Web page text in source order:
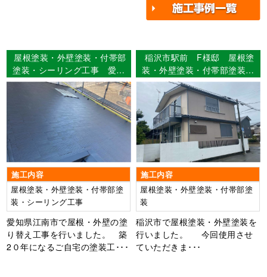
屋根塗装・外壁塗装・付帯部
塗装・シーリング工事 愛知
県江南市 Ａ様邸
施工内容
屋根塗装・外壁塗装・付帯部塗
装・シーリング工事
愛知県江南市で屋根・外壁の塗
り替え工事を行いました。 築
2０年になるご自宅の塗装工･･･
稲沢市駅前 F様邸 屋根塗
装・外壁塗装・付帯部塗装
【使用塗料】屋根：超低汚染
リファイン500Si-IR 外壁：
超低汚染リファイン1000Si-
IR
施工内容
屋根塗装・外壁塗装・付帯部塗
装
稲沢市で屋根塗装・外壁塗装を
行いました。 今回使用させ
ていただきま･･･